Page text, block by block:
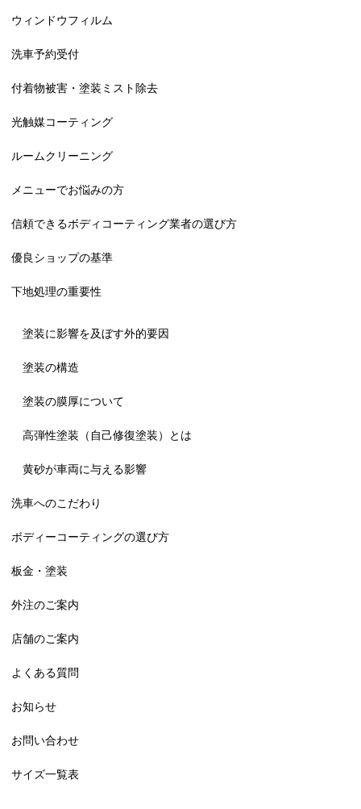
ウィンドウフィルム
洗車予約受付
付着物被害・塗装ミスト除去
光触媒コーティング
ルームクリーニング
メニューでお悩みの方
信頼できるボディコーティング業者の選び方
優良ショップの基準
下地処理の重要性
塗装に影響を及ぼす外的要因
塗装の構造
塗装の膜厚について
高弾性塗装（自己修復塗装）とは
黄砂が車両に与える影響
洗車へのこだわり
ボディーコーティングの選び方
板金・塗装
外注のご案内
店舗のご案内
よくある質問
お知らせ
お問い合わせ
サイズ一覧表